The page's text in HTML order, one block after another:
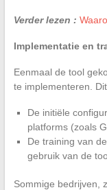
Verder lezen :
Implementatie en
Eenmaal de tool
te implementeren.
De initiële
platforms (zoals
De training van
gebruik van de
Sommige bedrijven,